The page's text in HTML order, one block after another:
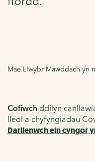
Mae Llwybr Mawddach yn
Cofiwch ddilyn
lleol a chyfyngiadau
Darllenwch ein cyngor